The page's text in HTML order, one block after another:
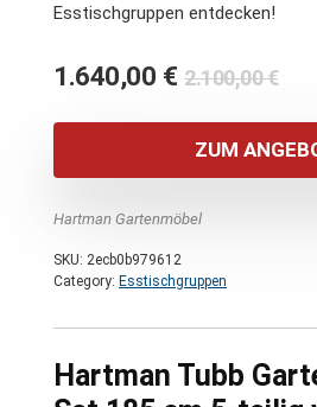
Esstischgruppen entdecken!
2.100,00€
1.640,00 €
ist:
ZUM
Hartman Gartenmöbel
SKU: 2ecb0b979612
Category: Esstischgruppen
Hartman Tubb